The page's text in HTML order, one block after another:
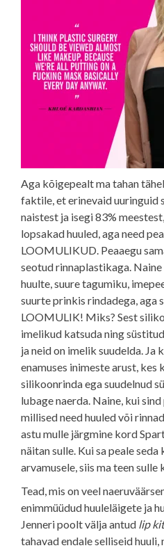
Aga kõigepealt ma tahan
faktile, et erinevaid uuringuid
naistest ja isegi 83%
lopsakad huuled, aga need
LOOMULIKUD. Peaaegu
seotud rinnaplastikaga.
huulte, suure tagumiku,
suurte prinkis rindadega, aga
LOOMULIK! Miks? Sest
imelikud katsuda ning
ja neid on imelik suudelda. Ja
enamuses inimeste arust, kes
silikoonrinda ega suudelnud
lubage naerda. Naine, kui
millised need huuled või
astu mulle järgmine kord
näitan sulle. Kui sa peale seda
arvamusele, siis ma teen sulle
Tead, mis on veel
enimmüüdud huuleläigete ja
Jenneri poolt välja antud lip
tahavad endale selliseid